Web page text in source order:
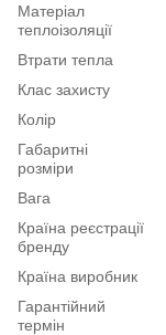
Матеріал
теплоізоляції
Втрати тепла
Клас захисту
Колір
Габаритні
розміри
Вага
Країна реєстрації
бренду
Країна виробник
Гарантійний
термін